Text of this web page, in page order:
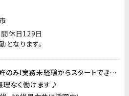
休日129日
なります。
必要なのはフォーク免許のみ!実務未経験からスタートできます!
理なく働けます♪